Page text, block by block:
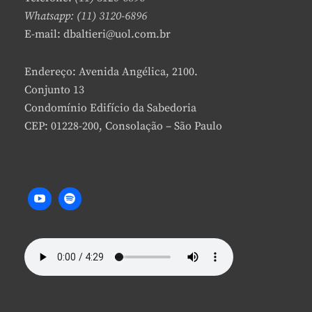
Whatsapp: (11) 3120-6896
E-mail: dbaltieri@uol.com.br
Endereço: Avenida Angélica, 2100.
Conjunto 13
Condomínio Edifício da Sabedoria
CEP: 01228-200, Consolação – São Paulo